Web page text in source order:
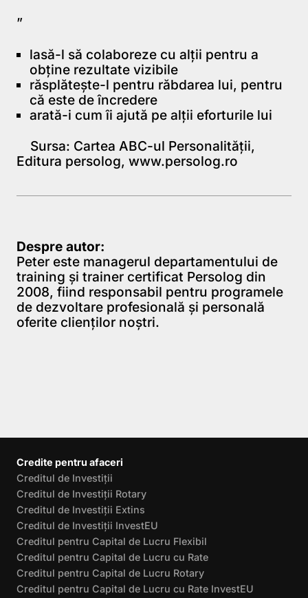
”
lasă-l să colaboreze cu alţii pentru a
obţine rezultate vizibile
răsplăteşte-l pentru răbdarea lui, pentru
că este de încredere
arată-i cum îi ajută pe alţii eforturile lui
Sursa: Cartea ABC-ul Personalității,
Editura persolog, www.persolog.ro
Despre autor:
Peter este managerul departamentului de
training și trainer certificat Persolog din
2008, fiind responsabil pentru programele
de dezvoltare profesională și personală
oferite clienților noștri.
Credite pentru afaceri
Creditul de Investiții
Creditul de Investiții Rotary
Creditul de Investiții Extins
Creditul de Investiții InvestEU
Creditul pentru Capital de Lucru Flexibil
Creditul pentru Capital de Lucru cu Rate
Creditul pentru Capital de Lucru Rotary
Creditul pentru Capital de Lucru cu Rate InvestEU